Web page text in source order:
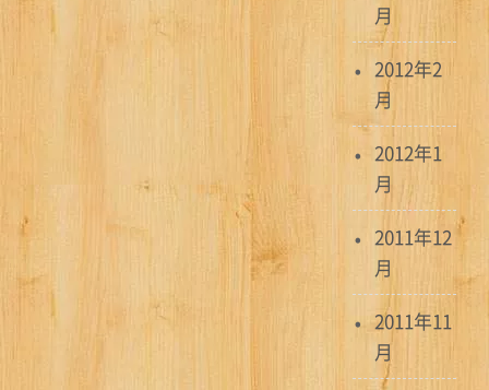
月
2012年2
月
2012年1
月
2011年12
月
2011年11
月